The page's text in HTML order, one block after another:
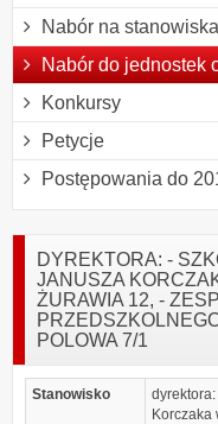
Nabór na
Nabór do jednostek
Konkursy
Petycje
Postępowania do
DYREKTORA: -
JANUSZA
ŻURAWIA 12, -
POLOWA 7/1
Stanowisko
Korczaka